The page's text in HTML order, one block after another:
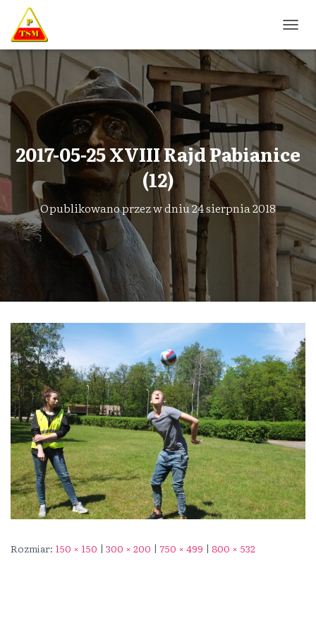
R
Z
Ł
Ą
C
A
W
G
A
C
J
Ę
2017-05-25 XVIII Rajd Pabianice
(12)
Opublikowano przezw dniu24 sierpnia 2018
Rozmiar: 150 × 150 | 300 × 200 | 750 × 499 | 800 × 532